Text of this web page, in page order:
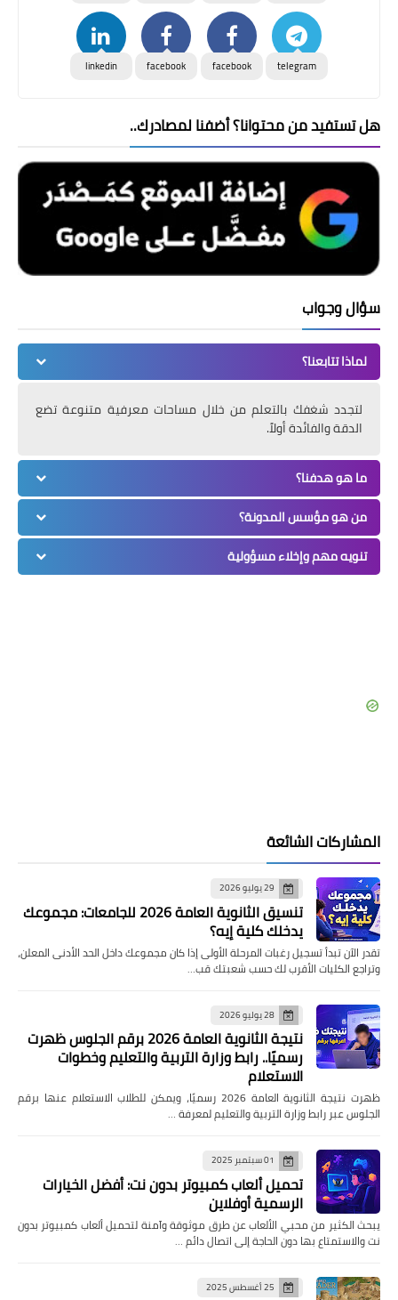
telegram
facebook
facebook
linkedin
هل تستفيد من محتوانا؟ أضفنا لمصادرك..
سؤال وجواب
لماذا تتابعنا؟
لتجدد شغفك بالتعلم من خلال مساحات معرفية متنوعة تضع
الدقة والفائدة أولاً.
ما هو هدفنا؟
من هو مؤسس المدونة؟
تنويه مهم وإخلاء مسؤولية
المشاركات الشائعة
29 يوليو 2026
تنسيق الثانوية العامة 2026 للجامعات: مجموعك
يدخلك كلية إيه؟
تقدر الآن تبدأ تسجيل رغبات المرحلة الأولى إذا كان مجموعك داخل الحد الأدنى المعلن،
وتراجع الكليات الأقرب لك حسب شعبتك قب…
28 يوليو 2026
نتيجة الثانوية العامة 2026 برقم الجلوس ظهرت
رسميًا.. رابط وزارة التربية والتعليم وخطوات
الاستعلام
ظهرت نتيجة الثانوية العامة 2026 رسميًا، ويمكن للطلاب الاستعلام عنها برقم
الجلوس عبر رابط وزارة التربية والتعليم لمعرفة …
01 سبتمبر 2025
تحميل ألعاب كمبيوتر بدون نت: أفضل الخيارات
الرسمية أوفلاين
يبحث الكثير من محبي الألعاب عن طرق موثوقة وآمنة لتحميل ألعاب كمبيوتر بدون
نت والاستمتاع بها دون الحاجة إلى اتصال دائم …
25 أغسطس 2025